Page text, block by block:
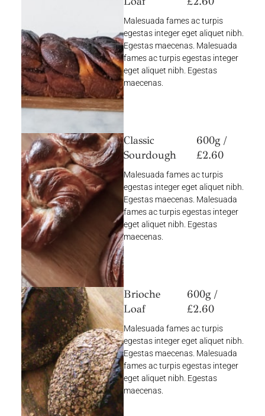
Malesuada fames ac turpis
egestas integer eget aliquet nibh.
Egestas maecenas. Malesuada
fames ac turpis egestas integer
eget aliquet nibh. Egestas
maecenas.
Classic
Sourdough
600g /
£2.60
Malesuada fames ac turpis
egestas integer eget aliquet nibh.
Egestas maecenas. Malesuada
fames ac turpis egestas integer
eget aliquet nibh. Egestas
maecenas.
Brioche
Loaf
600g /
£2.60
Malesuada fames ac turpis
egestas integer eget aliquet nibh.
Egestas maecenas. Malesuada
fames ac turpis egestas integer
eget aliquet nibh. Egestas
maecenas.